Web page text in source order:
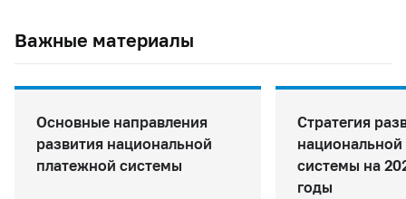
Важные материалы
Основные направления
развития национальной
платежной системы
Стратегия
системы на
годы